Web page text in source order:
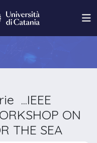
...IEEE
ON
THE SEA